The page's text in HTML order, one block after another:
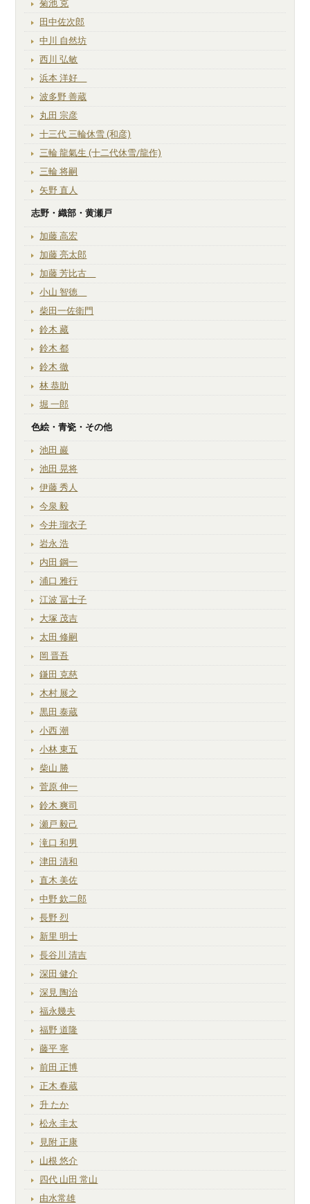
菊池 克
田中佐次郎
中川 自然坊
西川 弘敏
浜本 洋好
波多野 善蔵
丸田 宗彦
十三代 三輪休雪 (和彦)
三輪 龍氣生 (十二代休雪/龍作)
三輪 将嗣
矢野 直人
志野・織部・黄瀬戸
加藤 高宏
加藤 亮太郎
加藤 芳比古
小山 智徳
柴田一佐衛門
鈴木 藏
鈴木 都
鈴木 徹
林 恭助
堀 一郎
色絵・青瓷・その他
池田 巖
池田 晃将
伊藤 秀人
今泉 毅
今井 瑠衣子
岩永 浩
内田 鋼一
浦口 雅行
江波 冨士子
大塚 茂吉
太田 修嗣
岡 晋吾
鎌田 克慈
木村 展之
黒田 泰蔵
小西 潮
小林 東五
柴山 勝
菅原 伸一
鈴木 爽司
瀬戸 毅己
滝口 和男
津田 清和
直木 美佐
中野 欽二郎
長野 烈
新里 明士
長谷川 清吉
深田 健介
深見 陶治
福永幾夫
福野 道隆
藤平 寧
前田 正博
正木 春蔵
升 たか
松永 圭太
見附 正康
山根 悠介
四代 山田 常山
由水常雄